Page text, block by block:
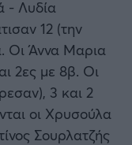
- Λυδία
12 (την
Οι Άννα Μαρια
2ες με 8β. Οι
3 και 2
οι Χρυσούλα
Σουρλατζής